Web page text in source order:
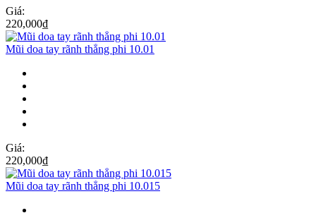
Giá:
220,000₫
Mũi doa tay rãnh thẳng phi 10.01
Giá:
220,000₫
Mũi doa tay rãnh thẳng phi 10.015